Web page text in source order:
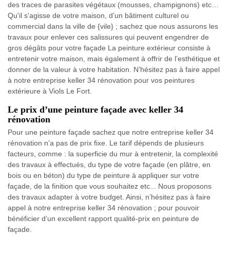
des traces de parasites végétaux (mousses, champignons) etc…
Qu'il s'agisse de votre maison, d’un bâtiment culturel ou
commercial dans la ville de {vile} ; sachez que nous assurons les
travaux pour enlever ces salissures qui peuvent engendrer de
gros dégâts pour votre façade La peinture extérieur consiste à
entretenir votre maison, mais également à offrir de l’esthétique et
donner de la valeur à votre habitation. N’hésitez pas à faire appel
à notre entreprise keller 34 rénovation pour vos peintures
extérieure à Viols Le Fort.
Le prix d’une peinture façade avec keller 34
rénovation
Pour une peinture façade sachez que notre entreprise keller 34
rénovation n’a pas de prix fixe. Le tarif dépends de plusieurs
facteurs, comme : la superficie du mur à entretenir, la complexité
des travaux à effectués, du type de votre façade (en plâtre, en
bois ou en béton) du type de peinture à appliquer sur votre
façade, de la finition que vous souhaitez etc... Nous proposons
des travaux adapter à votre budget. Ainsi, n’hésitez pas à faire
appel à notre entreprise keller 34 rénovation ; pour pouvoir
bénéficier d’un excellent rapport qualité-prix en peinture de
façade.